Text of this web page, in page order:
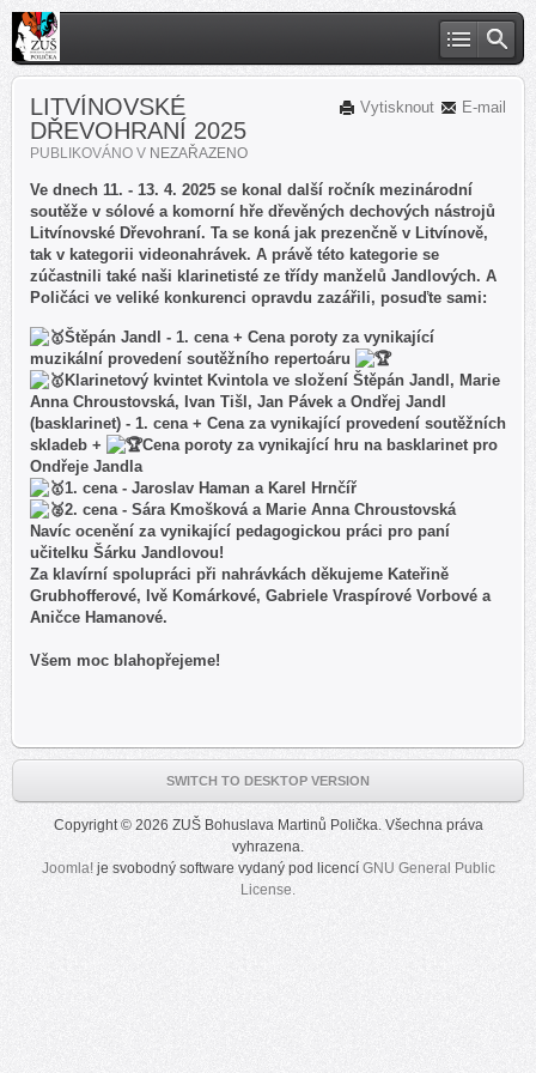
E-mail
Vytisknout
LITVÍNOVSKÉ
DŘEVOHRANÍ 2025
PUBLIKOVÁNO V NEZAŘAZENO
Ve dnech 11. - 13. 4. 2025 se konal další ročník mezinárodní
soutěže v sólové a komorní hře dřevěných dechových nástrojů
Litvínovské Dřevohraní. Ta se koná jak prezenčně v Litvínově,
tak v kategorii videonahrávek. A právě této kategorie se
zúčastnili také naši klarinetisté ze třídy manželů Jandlových. A
Poličáci ve veliké konkurenci opravdu zazářili, posuďte sami:
Štěpán Jandl - 1. cena + Cena poroty za vynikající
muzikální provedení soutěžního repertoáru
Klarinetový kvintet Kvintola ve složení Štěpán Jandl, Marie
Anna Chroustovská, Ivan Tišl, Jan Pávek a Ondřej Jandl
(basklarinet) - 1. cena + Cena za vynikající provedení soutěžních
skladeb +
Cena poroty za vynikající hru na basklarinet pro
Ondřeje Jandla
1. cena - Jaroslav Haman a Karel Hrnčíř
2. cena - Sára Kmošková a Marie Anna Chroustovská
Navíc ocenění za vynikající pedagogickou práci pro paní
učitelku Šárku Jandlovou!
Za klavírní spolupráci při nahrávkách děkujeme Kateřině
Grubhofferové, Ivě Komárkové, Gabriele Vraspírové Vorbové a
Aničce Hamanové.
Všem moc blahopřejeme!
SWITCH TO DESKTOP VERSION
Copyright © 2026 ZUŠ Bohuslava Martinů Polička. Všechna práva
vyhrazena.
Joomla!je svobodný software vydaný pod licencí GNU General Public
License.